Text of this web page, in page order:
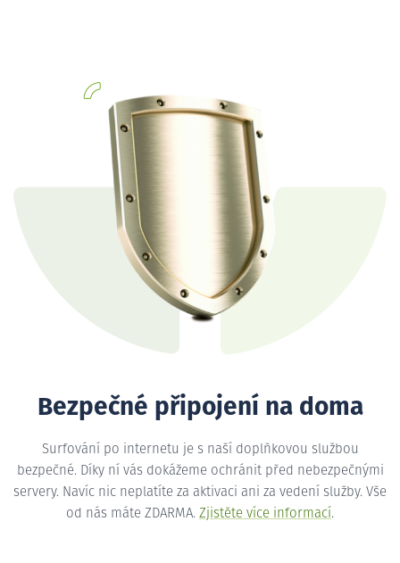
Bezpečné připojení na doma
Surfování po internetu je s naší doplňkovou službou
bezpečné. Díky ní vás dokážeme ochránit před nebezpečnými
servery. Navíc nic neplatíte za aktivaci ani za vedení služby. Vše
od nás máte ZDARMA. Zjistěte více informací.